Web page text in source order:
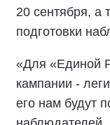
20 сентября, а
подготовки
«Для «Единой
кампании -
его нам будут